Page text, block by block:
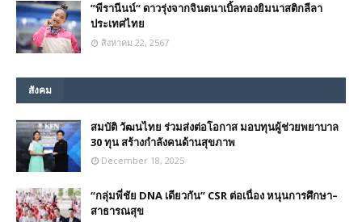
”พีรานีนน์“​ ดาวรุ่งจากจินตนาเบิ้ลทองยิมนาสติกลีลา
ประเทศไทย
สิงหาคม 22, 2567
สังคม
สมบัติ วัฒนไทย ร่วมส่งต่อโอกาส มอบทุนผู้ช่วยพยาบาล
30 ทุน สร้างกำลังคนด้านสุขภาพ
December 18, 2025
“กลุ่มพี่ชัย DNA เดียวกัน” CSR ต่อเนื่อง หนุนการศึกษา–
สาธารณสุข